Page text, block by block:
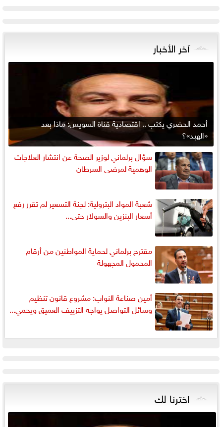
آخر الأخبار
أحمد الحضري يكتب .. اقتصادية قناة السويس: ماذا بعد
«الهبد»؟
سؤال برلماني لوزير الصحة عن انتشار العلاجات
الوهمية لمرضى السرطان
شعبة المواد البترولية: لجنة التسعير لم تقرر رفع
أسعار البنزين والسولار حتى...
مقترح برلماني لحماية المواطنين من أرقام
المحمول المجهولة
أمين صناعة النواب: مشروع قانون تنظيم
وسائل التواصل يواجه التزييف العميق ويحمي...
اخترنا لك